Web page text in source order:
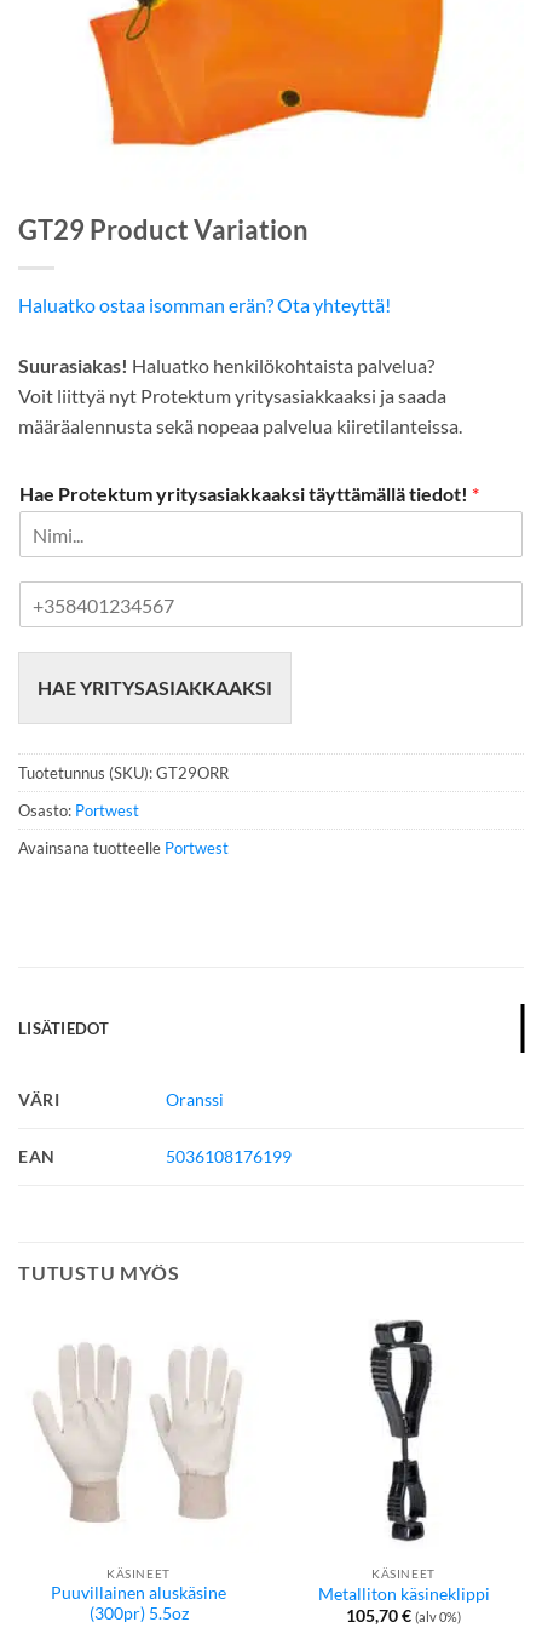
GT29 Product Variation
Haluatko ostaa isomman erän? Ota yhteyttä!
Suurasiakas! Haluatko henkilökohtaista palvelua?
Voit liittyä nyt Protektum yritysasiakkaaksi ja saada
määräalennusta sekä nopeaa palvelua kiiretilanteissa.
Hae Protektum yritysasiakkaaksi täyttämällä tiedot! *
n
u
m
e
r
HAE YRITYSASIAKKAAKSI
Tuotetunnus (SKU):GT29ORR
Osasto: Portwest
Avainsana tuotteelle Portwest
LISÄTIEDOT
VÄRI Oranssi
EAN 5036108176199
TUTUSTU MYÖS
KÄSINEET
Puuvillainen aluskäsine
(300pr) 5.5oz
KÄSINEET
Metalliton käsineklippi
105,70€ (alv 0%)